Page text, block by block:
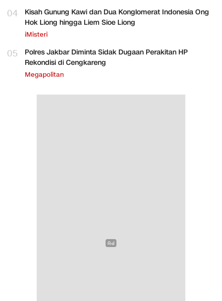
04
Kisah Gunung Kawi dan Dua Konglomerat Indonesia Ong
Hok Liong hingga Liem Sioe Liong
iMisteri
05
Polres Jakbar Diminta Sidak Dugaan Perakitan HP
Rekondisi di Cengkareng
Megapolitan